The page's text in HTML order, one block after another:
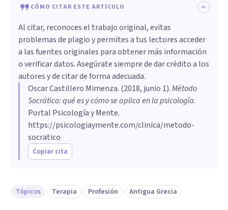
CÓMO CITAR ESTE ARTÍCULO
Al citar, reconoces el trabajo original, evitas
problemas de plagio y permites a tus lectores acceder
a las fuentes originales para obtener más información
o verificar datos. Asegúrate siempre de dar crédito a los
autores y de citar de forma adecuada.
Oscar Castillero Mimenza. (2018, junio 1).Método
Socrático: qué es y cómo se aplica en la psicología.
Portal Psicología y Mente.
https://psicologiaymente.com/clinica/metodo-
socratico
Copiar cita
Tópicos Terapia Profesión Antigua Grecia